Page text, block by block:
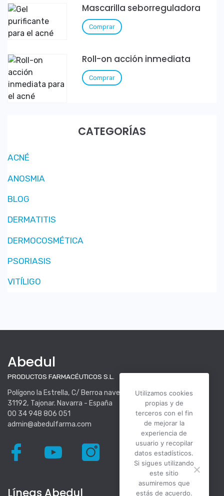
Mascarilla seborreguladora
Comprar
Roll-on acción inmediata
Comprar
CATEGORÍAS
ACNÉ
ANOSMIA
BLOG
DERMATITIS
DERMOCOSMÉTICA
PSORIASIS
VITÍLIGO
Abedul
PRODUCTOS FARMACÉUTICOS S.L.
Polígono la Estrella, C/ Berroa nave 16.
31192, Tajonar. Navarra - España
00 34 948 806 051
admin@abedulfarma.com
Líneas Abedul
Utilizamos cookies
propias y de
terceros con el fin
de mejorar la
experiencia de
usuario y recopilar
datos estadísticos.
Si sigues utilizando
este sitio
asumiremos que
estás de acuerdo.